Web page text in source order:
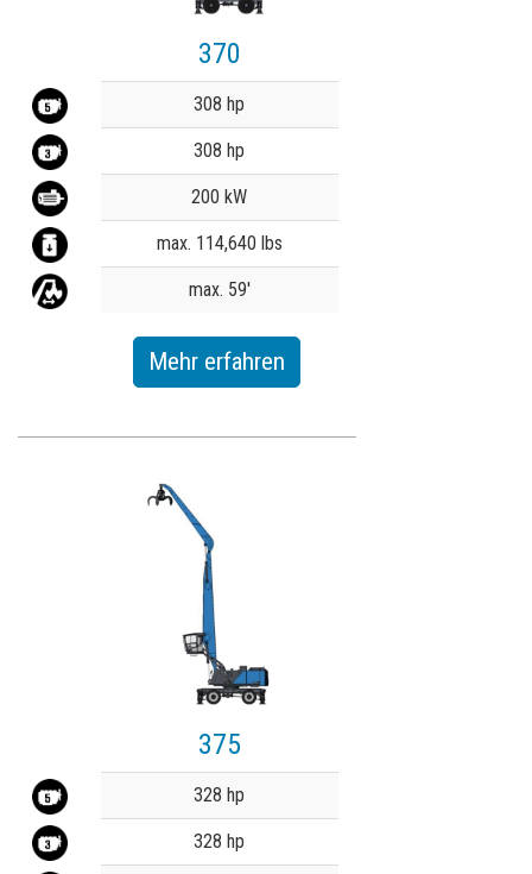
370
308 hp
308 hp
200 kW
max. 114,640 lbs
max. 59'
Mehr erfahren
375
328 hp
328 hp